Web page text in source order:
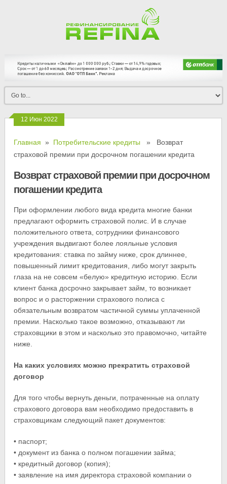
12 Июн 2022
Главная » Потребительские кредиты » Возврат
страховой премии при досрочном погашении кредита
Возврат страховой премии при досрочном
погашении кредита
При оформлении любого вида кредита многие банки
предлагают оформить страховой полис. И в случае
положительного ответа, сотрудники финансового
учреждения выдвигают более лояльные условия
кредитования: ставка по займу ниже, срок длиннее,
повышенный лимит кредитования, либо могут закрыть
глаза на не совсем «белую» кредитную историю. Если
клиент банка досрочно закрывает займ, то возникает
вопрос и о расторжении страхового полиса с
обязательным возвратом частичной суммы уплаченной
премии. Насколько такое возможно, отказывают ли
страховщики в этом и насколько это правомочно, читайте
ниже.
На каких условиях можно прекратить страховой
договор
Для того чтобы вернуть деньги, потраченные на оплату
страхового договора вам необходимо предоставить в
страховщикам следующий пакет документов:
• паспорт;
• документ из банка о полном погашении займа;
• кредитный договор (копия);
• заявление на имя директора страховой компании о